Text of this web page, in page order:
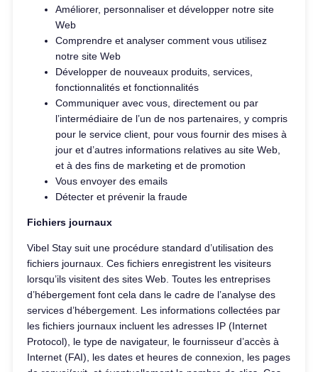
Améliorer, personnaliser et développer notre site
Web
Comprendre et analyser comment vous utilisez
notre site Web
Développer de nouveaux produits, services,
fonctionnalités et fonctionnalités
Communiquer avec vous, directement ou par
l’intermédiaire de l’un de nos partenaires, y compris
pour le service client, pour vous fournir des mises à
jour et d’autres informations relatives au site Web,
et à des fins de marketing et de promotion
Vous envoyer des emails
Détecter et prévenir la fraude
Fichiers journaux
Vibel Stay suit une procédure standard d’utilisation des
fichiers journaux. Ces fichiers enregistrent les visiteurs
lorsqu’ils visitent des sites Web. Toutes les entreprises
d’hébergement font cela dans le cadre de l’analyse des
services d’hébergement. Les informations collectées par
les fichiers journaux incluent les adresses IP (Internet
Protocol), le type de navigateur, le fournisseur d’accès à
Internet (FAI), les dates et heures de connexion, les pages